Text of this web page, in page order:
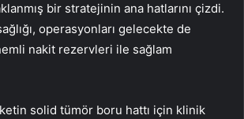
bir stratejinin ana hatlarını çizdi.
operasyonları gelecekte de
nakit rezervleri ile sağlam
solid tümör boru hattı için klinik